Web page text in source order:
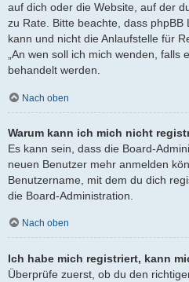
auf dich oder die Website, auf der
zu Rate. Bitte beachte, dass
kann und nicht die Anlaufstelle für
„An wen soll ich mich wenden, falls
behandelt werden.
Nach oben
Warum kann ich mich nicht
Es kann sein, dass die Board-
neuen Benutzer mehr anmelden
Benutzername, mit dem du dich
die Board-Administration.
Nach oben
Ich habe mich registriert, kann
Überprüfe zuerst, ob du den